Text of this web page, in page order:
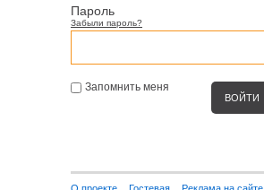
Пароль
Забыли пароль?
Запомнить меня